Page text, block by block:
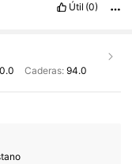
Útil (0)
Caderas: 94.0